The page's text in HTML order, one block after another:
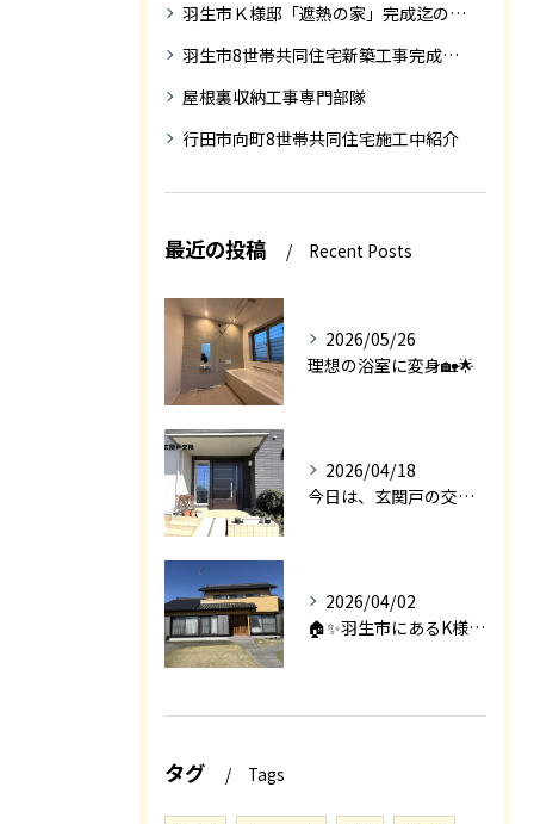
羽生市Ｋ様邸「遮熱の家」完成迄の紹介です
羽生市8世帯共同住宅新築工事完成迄の紹介
屋根裏収納工事専門部隊
行田市向町8世帯共同住宅施工中紹介
最近の投稿 Recent Posts
2026/05/26
理想の浴室に変身🏡🌟
2026/04/18
今日は、玄関戸の交換工事をご紹介します🚪✨。
2026/04/02
🏠✨羽生市にあるK様邸は、2008年に㈱エアロックで新築され...
タグ Tags